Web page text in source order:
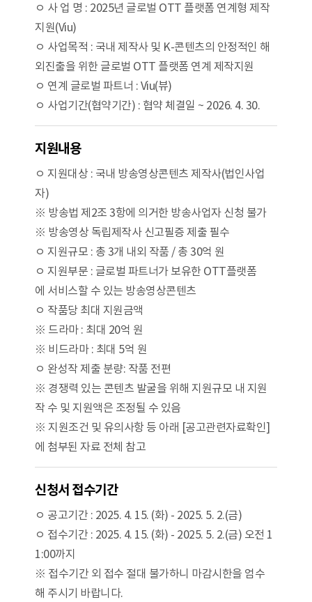
ㅇ 사 업 명 : 2025년 글로벌 OTT 플랫폼 연계형 제작
지원(Viu)
ㅇ 사업목적 : 국내 제작사 및 K-콘텐츠의 안정적인 해
외진출을 위한 글로벌 OTT 플랫폼 연계 제작지원
ㅇ 연계 글로벌 파트너 : Viu(뷰)
ㅇ 사업기간(협약기간) : 협약 체결일 ~ 2026. 4. 30.
지원내용
ㅇ 지원대상 : 국내 방송영상콘텐츠 제작사(법인사업
자)
※ 방송법 제2조 3항에 의거한 방송사업자 신청 불가
※ 방송영상 독립제작사 신고필증 제출 필수
ㅇ 지원규모 : 총 3개 내외 작품 / 총 30억 원
ㅇ 지원부문 : 글로벌 파트너가 보유한 OTT플랫폼
에 서비스할 수 있는 방송영상콘텐츠
ㅇ 작품당 최대 지원금액
※ 드라마 : 최대 20억 원
※ 비드라마 : 최대 5억 원
ㅇ 완성작 제출 분량: 작품 전편
※ 경쟁력 있는 콘텐츠 발굴을 위해 지원규모 내 지원
작 수 및 지원액은 조정될 수 있음
※ 지원조건 및 유의사항 등 아래 [공고관련자료확인]
에 첨부된 자료 전체 참고
신청서 접수기간
ㅇ 공고기간 : 2025. 4. 15. (화) - 2025. 5. 2.(금)
ㅇ 접수기간 : 2025. 4. 15. (화) - 2025. 5. 2.(금) 오전 1
1:00까지
※ 접수기간 외 접수 절대 불가하니 마감시한을 엄수
해 주시기 바랍니다.